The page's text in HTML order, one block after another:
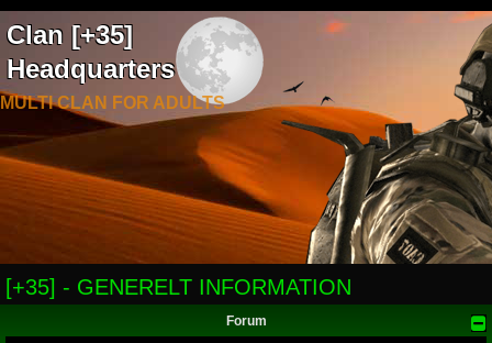
Clan [+35]
Headquarters
MULTI CLAN FOR ADULTS
[+35] - GENERELT INFORMATION
Forum